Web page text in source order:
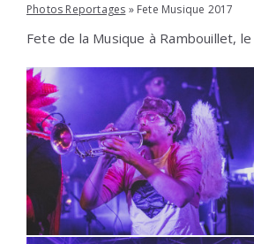
Photos Reportages » Fete Musique 2017
Fete de la Musique à Rambouillet,